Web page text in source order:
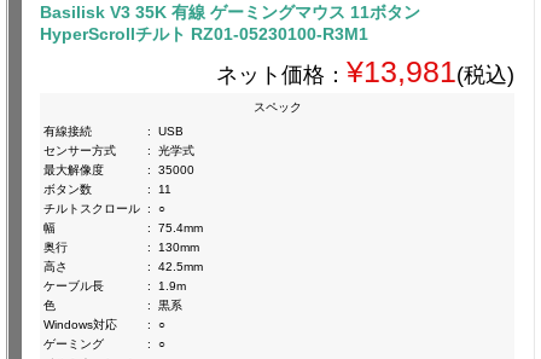
Basilisk V3 35K 有線 ゲーミングマウス 11ボタン
HyperScrollチルト RZ01-05230100-R3M1
ネット価格： ¥13,981 (税込)
スペック
有線接続
:
USB
センサー方式
:
光学式
最大解像度
:
35000
ボタン数
:
11
チルトスクロール :
○
幅
:
75.4mm
奥行
:
130mm
高さ
:
42.5mm
ケーブル長
:
1.9m
色
:
黒系
Windows対応
:
○
ゲーミング
:
○